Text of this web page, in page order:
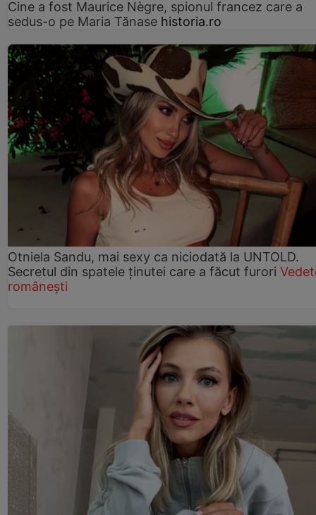
Cine a fost Maurice Nègre, spionul francez care a
sedus-o pe Maria Tănase historia.ro
Otniela Sandu, mai sexy ca niciodată la UNTOLD.
Secretul din spatele ținutei care a făcut furori
românești